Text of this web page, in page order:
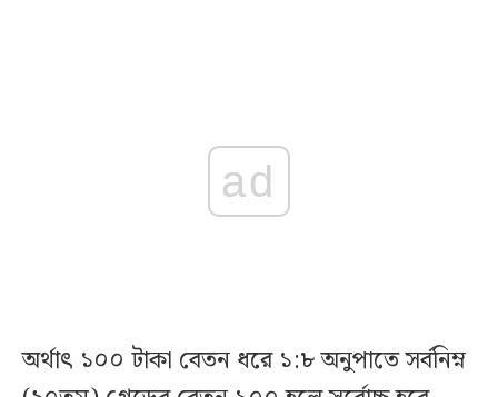
ad
অর্থাৎ ১০০ টাকা বেতন ধরে ১:৮ অনুপাতে সর্বনিম্ন